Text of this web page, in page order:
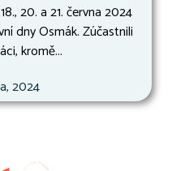
20. a 21. června 2024
dny Osmák. Zúčastnili
kromě...
2024